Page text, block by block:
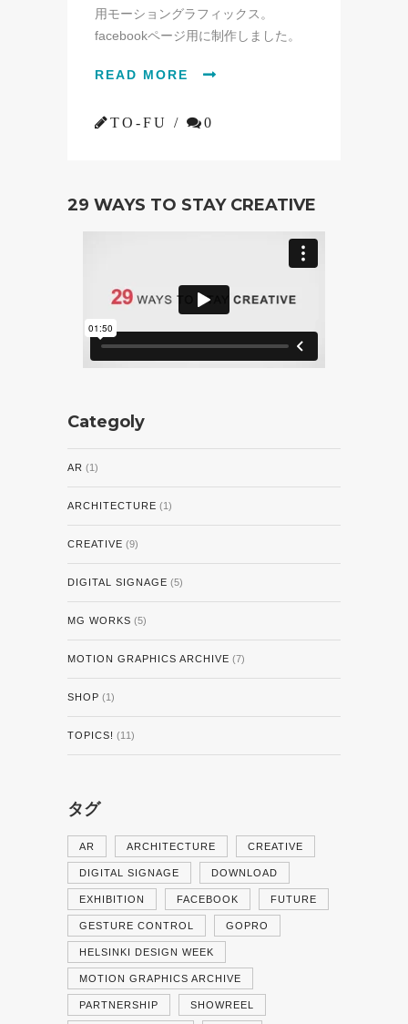
用モーショングラフィックス。
facebookページ用に制作しました。
READ MORE 
TO-FU / 0
29 WAYS TO STAY CREATIVE
Categoly
AR (1)
ARCHITECTURE (1)
CREATIVE (9)
DIGITAL SIGNAGE (5)
MG WORKS (5)
MOTION GRAPHICS ARCHIVE (7)
SHOP (1)
TOPICS! (11)
タグ
AR ARCHITECTURE CREATIVE
DIGITAL SIGNAGE DOWNLOAD
EXHIBITION FACEBOOK FUTURE
GESTURE CONTROL GOPRO
HELSINKI DESIGN WEEK
MOTION GRAPHICS ARCHIVE
PARTNERSHIP SHOWREEL